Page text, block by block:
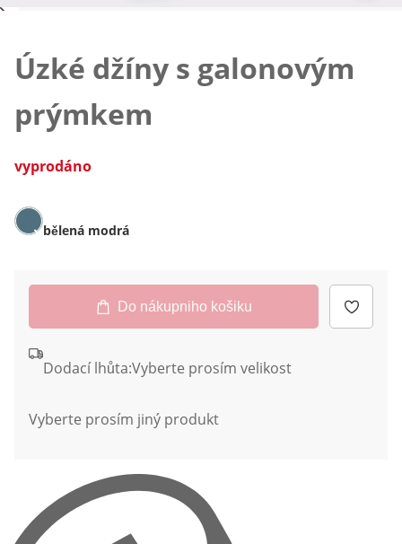
Úzké džíny s galonovým
prýmkem
vyprodáno
bělená modrá
Do nákupniho košiku
Dodací lhůta:Vyberte prosím velikost
Vyberte prosím jiný produkt